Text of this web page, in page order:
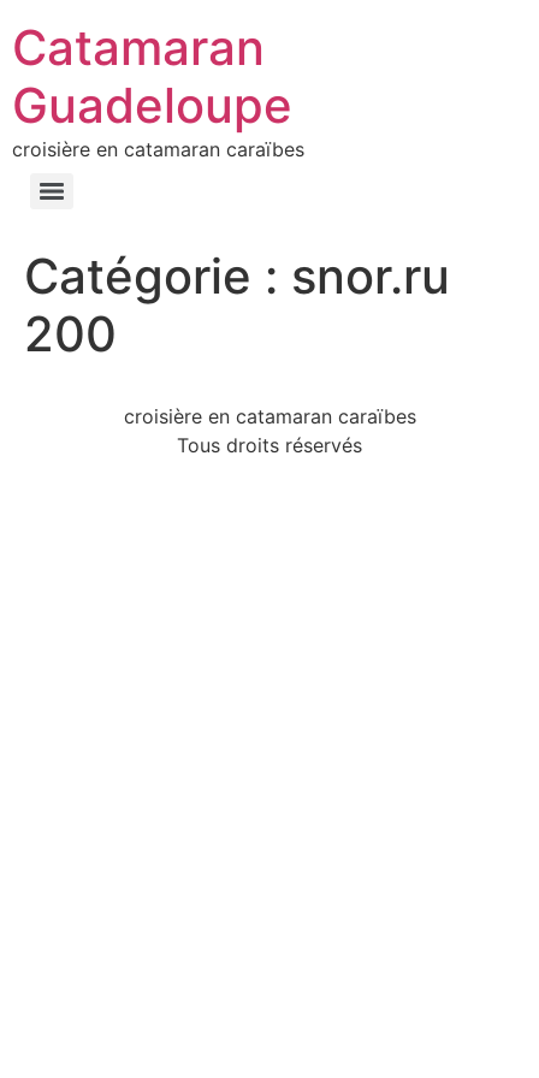
Catamaran
Guadeloupe
croisière en catamaran caraïbes
Catégorie : snor.ru
200
croisière en catamaran caraïbes
Tous droits réservés